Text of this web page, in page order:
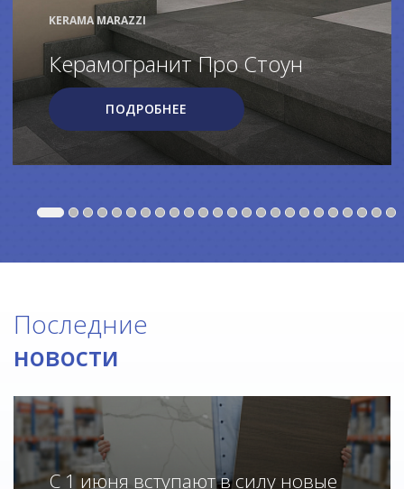
KERAMA MARAZZI
Керамогранит Про Стоун
ПОДРОБНЕЕ
Последние
новости
С 1 июня вступают в силу новые